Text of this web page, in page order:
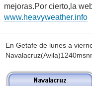
mejoras.Por cierto,la
www.heavyweather.info
En Getafe de lunes a